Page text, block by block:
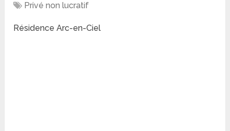
Privé non lucratif
Résidence Arc-en-Ciel